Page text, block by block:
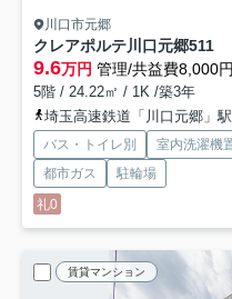
川口市元郷
クレアポルテ川口元郷511
9.6万円 管理/共益費8,000円
5階 / 24.22㎡ / 1K /築3年
埼玉高速鉄道「川口元郷」
バス・トイレ別 室内洗濯機
都市ガス
駐輪場
礼0
賃貸マンション